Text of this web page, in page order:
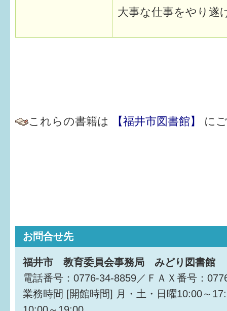
大事な仕事をやり遂
これらの書籍は 【福井市図書館】 に
お問合せ先
福井市 教育委員会事務局 みどり図書館
電話番号：0776-34-8859／ＦＡＸ番号：
業務時間 [開館時間] 月・土・日曜10:00～